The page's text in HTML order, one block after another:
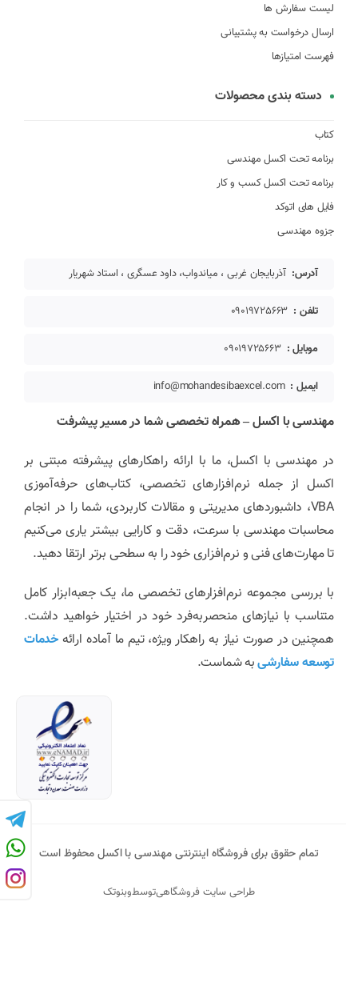
لیست سفارش ها
ارسال درخواست به پشتیبانی
فهرست امتیازها
دسته بندی محصولات
کتاب
برنامه تحت اکسل مهندسی
برنامه تحت اکسل کسب و کار
فایل های اتوکد
جزوه مهندسی
آدرس: آذربایجان غربی ، میاندواب، داود عسگری ، استاد شهریار
تلفن : 09019725663
موبایل : 09019725663
ایمیل : info@mohandesibaexcel.com
مهندسی با اکسل – همراه تخصصی شما در مسیر پیشرفت
در مهندسی با اکسل، ما با ارائه راهکارهای پیشرفته مبتنی بر
اکسل از جمله نرم‌افزارهای تخصصی، کتاب‌های حرفه‌آموزی
VBA، داشبوردهای مدیریتی و مقالات کاربردی، شما را در انجام
محاسبات مهندسی با سرعت، دقت و کارایی بیشتر یاری می‌کنیم
تا مهارت‌های فنی و نرم‌افزاری خود را به سطحی برتر ارتقا دهید.
با بررسی مجموعه نرم‌افزارهای تخصصی ما، یک جعبه‌ابزار کامل
متناسب با نیازهای منحصربه‌فرد خود در اختیار خواهید داشت.
همچنین در صورت نیاز به راهکار ویژه، تیم ما آماده ارائهخدمات
توسعه سفارشیبه شماست.
تمام حقوق برای فروشگاه اینترنتی مهندسی با اکسل محفوظ است
طراحی سایت فروشگاهیتوسطوبنوتک